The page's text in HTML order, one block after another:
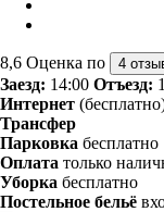
8,6 Оценка по 4
Заезд: 14:00 Отъезд:
Интернет
Трансфер
Парковка бесплатно
Оплата только
Уборка бесплатно
Постельное бельё